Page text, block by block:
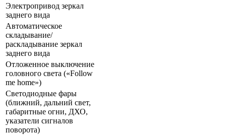
Электропривод зеркал
заднего вида
Автоматическое
складывание/
раскладывание зеркал
заднего вида
Отложенное выключение
головного света («Follow
me home»)
Светодиодные фары
(ближний, дальний свет,
габаритные огни, ДХО,
указатели сигналов
поворота)